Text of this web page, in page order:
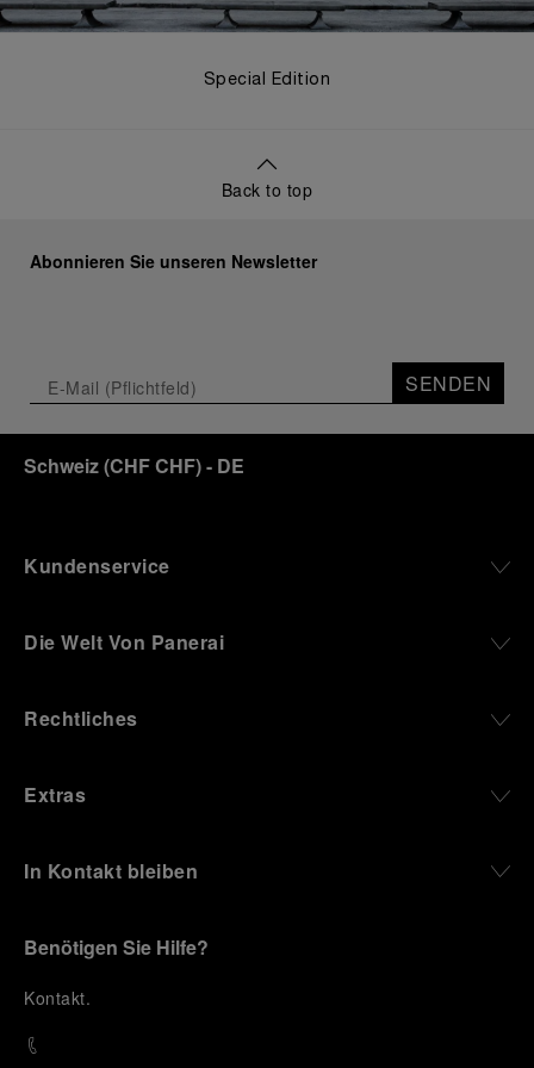
Special Edition
Back to top
Abonnieren Sie unseren Newsletter
SENDEN
Schweiz(CHF CHF)- DE
Kundenservice
Die Welt Von Panerai
Rechtliches
Extras
In Kontakt bleiben
Benötigen Sie Hilfe?
Kontakt.